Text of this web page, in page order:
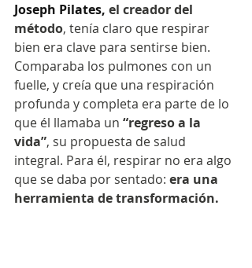
Joseph Pilates, el creador del
método, tenía claro que respirar
bien era clave para sentirse bien.
Comparaba los pulmones con un
fuelle, y creía que una respiración
profunda y completa era parte de lo
que él llamaba un “regreso a la
vida”, su propuesta de salud
integral. Para él, respirar no era algo
que se daba por sentado: era una
herramienta de transformación.